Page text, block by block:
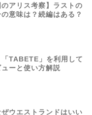
のアリス考察】ラストの
意味は？続編はある？
「TABETE」を利用して
ーと使い方解説
ぜウエストランドはいい